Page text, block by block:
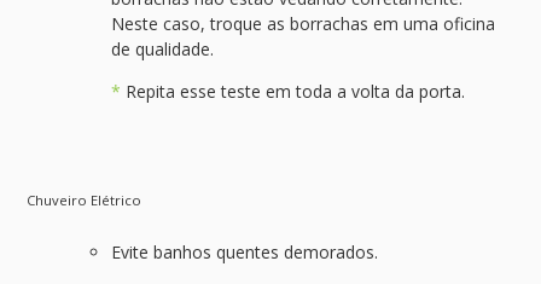
Neste caso, troque as borrachas em uma oficina
de qualidade.
* Repita esse teste em toda a volta da porta.
Chuveiro Elétrico
Evite banhos quentes demorados.